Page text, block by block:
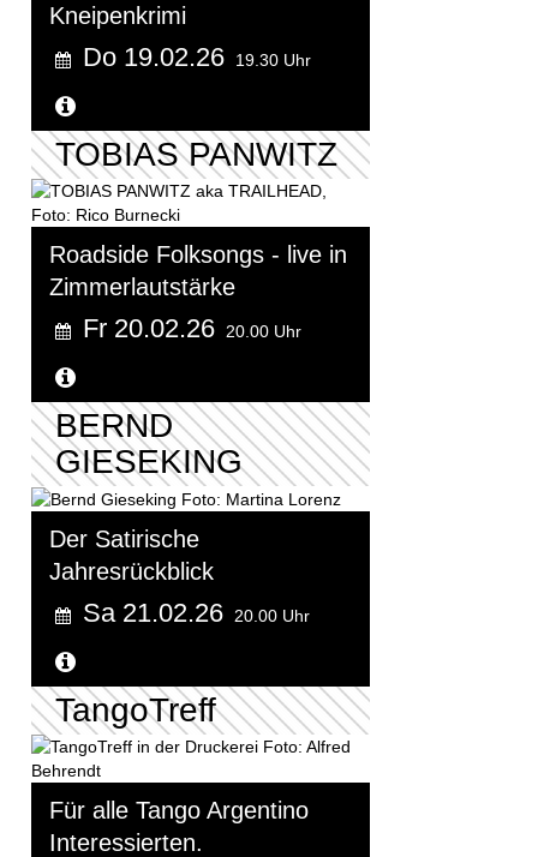
Kneipenkrimi
Do 19.02.26 19.30 Uhr
TOBIAS PANWITZ
Roadside Folksongs - live in
Zimmerlautstärke
Fr 20.02.26 20.00 Uhr
BERND
GIESEKING
Der Satirische
Jahresrückblick
Sa 21.02.26 20.00 Uhr
TangoTreff
Für alle Tango Argentino
Interessierten.